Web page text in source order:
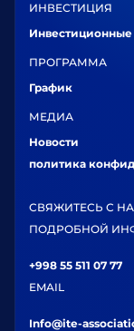
ИНВЕСТИЦИЯ
ПРОГРАММА
График
МЕДИА
Новости
политика
СВЯЖИТЕСЬ С
ПОДРОБНОЙ
+998 55 511 07 77
EMAIL
Info@ite-